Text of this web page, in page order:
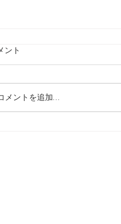
【7/24】緊急値上げ速報
ント
メントを追加…